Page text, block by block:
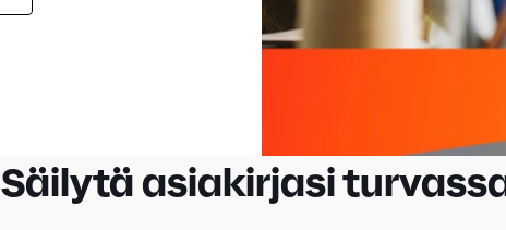
Säilytä asiakirjasi